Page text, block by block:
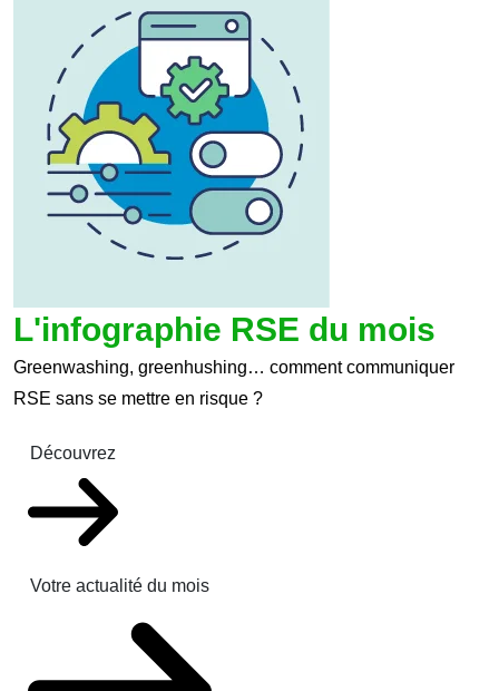
L'infographie RSE du mois
Greenwashing, greenhushing… comment communiquer
RSE sans se mettre en risque ?
Découvrez
Votre actualité du mois